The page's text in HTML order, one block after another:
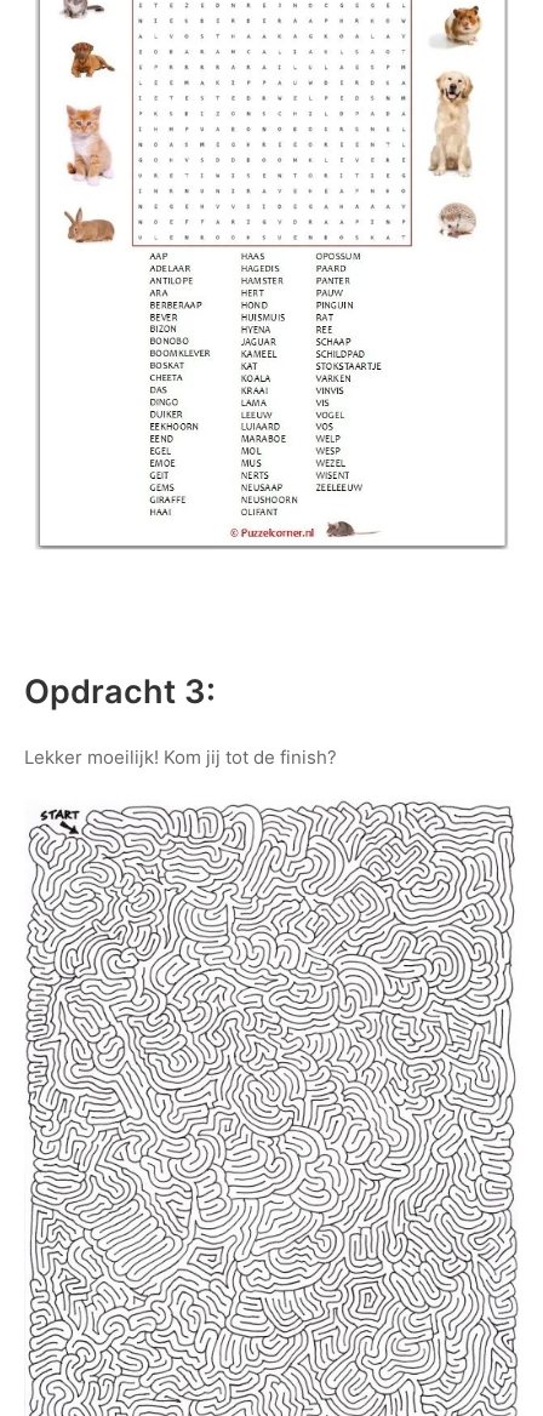
Opdracht 3:
Lekker moeilijk! Kom jij tot de finish?